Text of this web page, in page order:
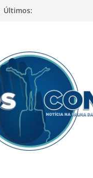
Últimos: